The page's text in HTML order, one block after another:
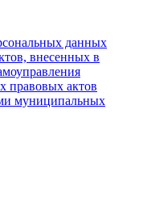
данных
внесенных в
правовых актов
муниципальных